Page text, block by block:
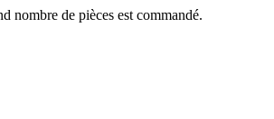
nombre de pièces est commandé.